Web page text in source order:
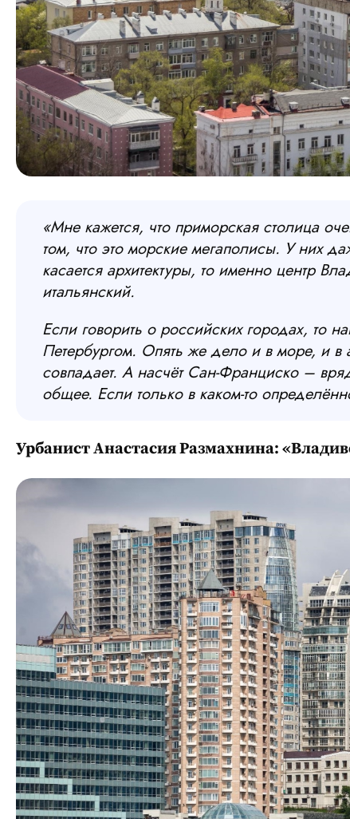
«Мне кажется, что приморская столица
том, что это морские мегаполисы. У них
касается архитектуры, то именно центр
итальянский.
Если говорить о российских городах, то
Петербургом. Опять же дело и в море, и в
совпадает. А насчёт Сан-Франциско –
общее. Если только в каком-то
Урбанист Анастасия Размахнина: